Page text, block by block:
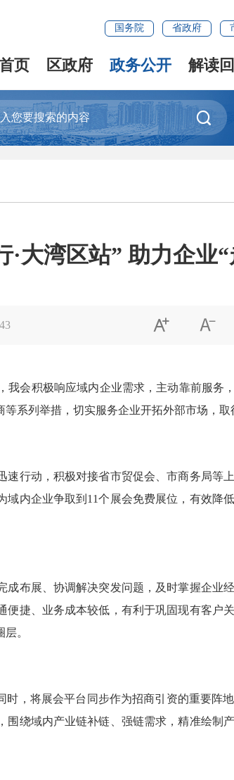
国务院 省政府
页 区政府 政务公开 解读

·大湾区站” 助力企业
 
我会积极响应域内企业需求，主动靠前服务，
系列举措，切实服务企业开拓外部市场，取
速行动，积极对接省市贸促会、市商务局等
域内企业争取到 1 1个 展会免费展位，有效降
布展、协调解决突发问题，及时掌握企业
捷、业务成本较低，有利于巩固现有客户
。
时，将展会平台同步作为招商引资的重要阵
围绕域内产业链补链、强链需求，精准绘制